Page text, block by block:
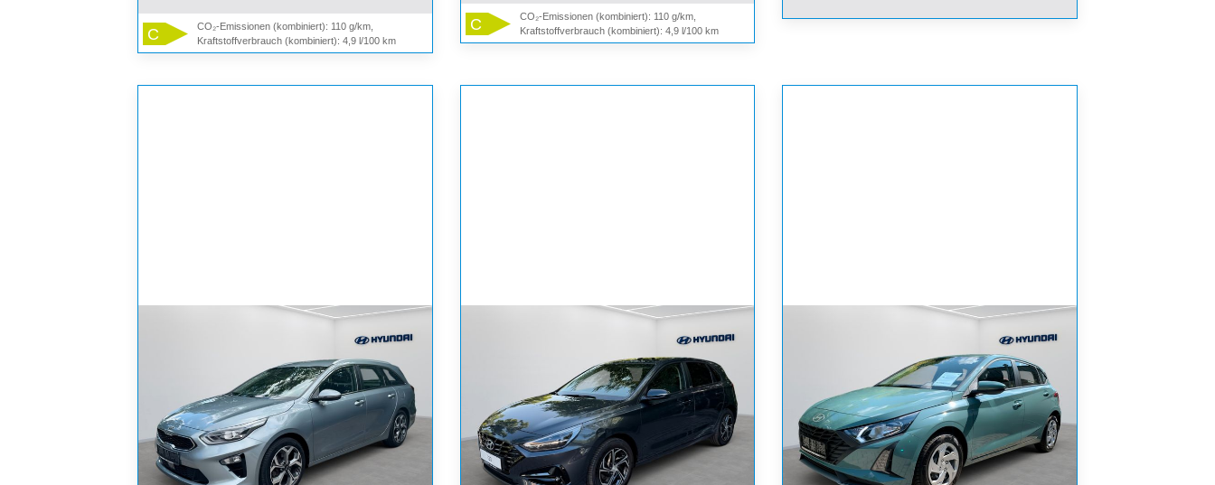
C
CO₂-Emissionen (kombiniert): 110 g/km,
Kraftstoffverbrauch (kombiniert): 4,9 l/100 km
C
CO₂-Emissionen (kombiniert): 110 g/km,
Kraftstoffverbrauch (kombiniert): 4,9 l/100 km